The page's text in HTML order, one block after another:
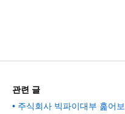
관련 글
주식회사 빅파이대부 훑어